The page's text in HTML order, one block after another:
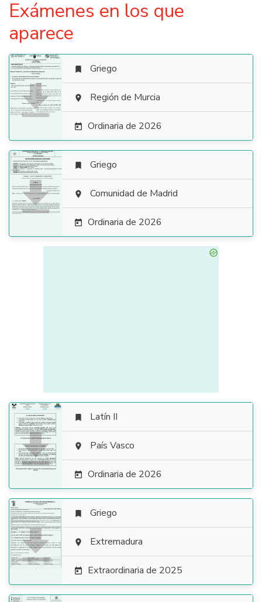
Exámenes en los que
aparece

 Griego
 Región de Murcia
 Ordinaria de 2026

 Griego
 Comunidad de Madrid
 Ordinaria de 2026

 Latín II
 País Vasco
 Ordinaria de 2026

 Griego
 Extremadura
 Extraordinaria de 2025